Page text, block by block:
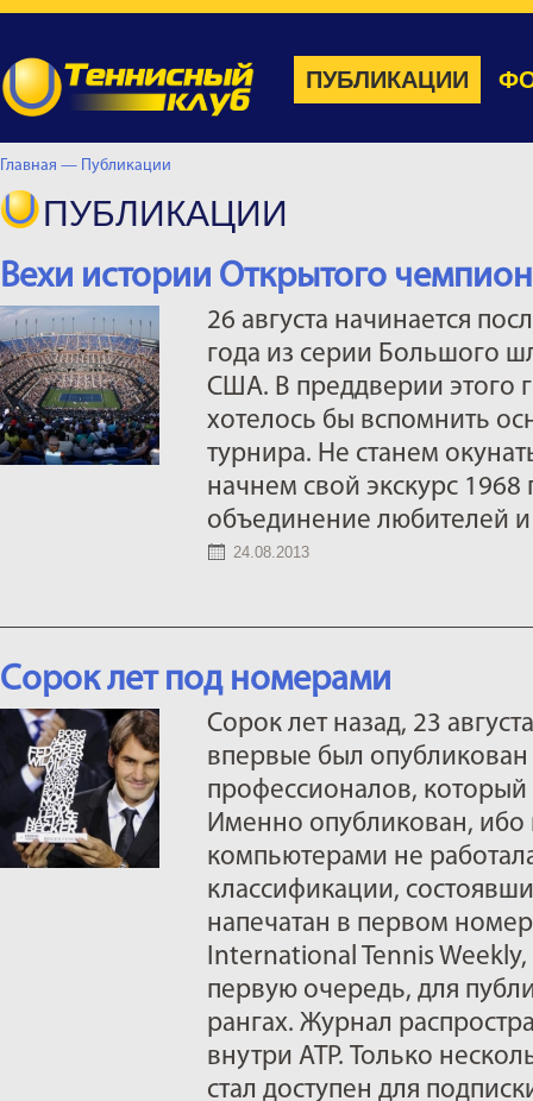
ПУБЛИКАЦИИ
Главная — Публикации
ПУБЛИКАЦИИ
Вехи истории Открытого
26 августа начинается
года из серии Большого
США. В преддверии этого
хотелось бы вспомнить
турнира. Не станем
начнем свой экскурс
объединение любителей
24.08.2013
Сорок лет под номерами
Сорок лет назад, 23
впервые был опубликован
профессионалов, который
Именно опубликован, ибо
компьютерами не
классификации,
напечатан в первом
International Tennis
первую очередь, для
рангах. Журнал
внутри АТР. Только
стал доступен для